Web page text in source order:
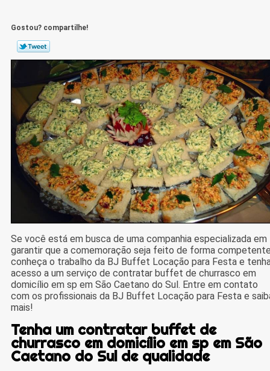
Gostou? compartilhe!
Se você está em busca de uma companhia especializada em
garantir que a comemoração seja feito de forma
conheça o trabalho da BJ Buffet Locação para Festa e
acesso a um serviço de contratar buffet de churrasco em
domicílio em sp em São Caetano do Sul. Entre em contato
com os profissionais da BJ Buffet Locação para Festa e
mais!
Tenha um contratar buffet de
churrasco em domicílio em sp em São
Caetano do Sul de qualidade